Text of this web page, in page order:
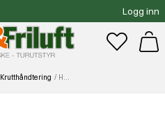
Logg inn
Krutthåndtering Hornady Balance Beam Scale